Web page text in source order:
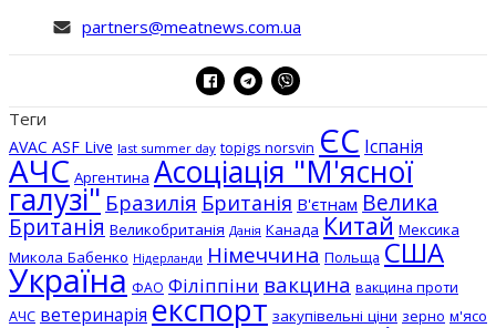
partners@meatnews.com.ua
Теги
AVAC ASF Live last summer day topigs norsvin ЄС Іспанія
АЧС Аргентина Асоціація "М'ясної
галузі" Бразилія Британія В'єтнам Велика
Британія Великобританія Данія Канада Китай Мексика
Микола Бабенко Нідерланди Німеччина Польща США
Україна ФАО Філіппіни вакцина вакцина проти
АЧС ветеринарія експорт закупівельні ціни зерно м'ясо